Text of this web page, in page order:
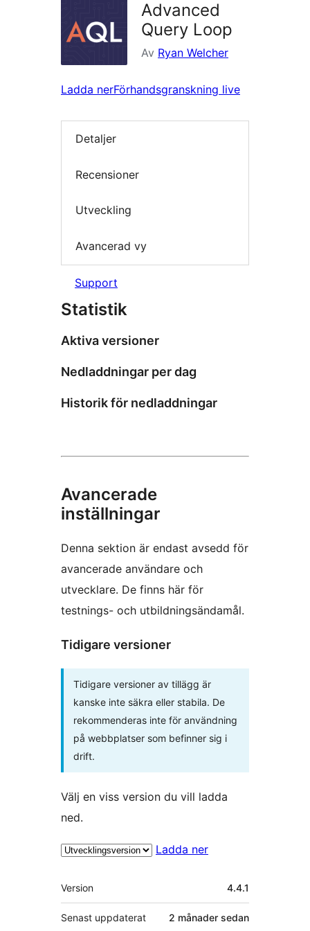
Advanced
Query Loop
Av Ryan Welcher
Ladda nerFörhandsgranskning live
Detaljer
Recensioner
Utveckling
Avancerad vy
Support
Statistik
Aktiva versioner
Nedladdningar per dag
Historik för nedladdningar
Avancerade
inställningar
Denna sektion är endast avsedd för
avancerade användare och
utvecklare. De finns här för
testnings- och utbildningsändamål.
Tidigare versioner
Tidigare versioner av tillägg är
kanske inte säkra eller stabila. De
rekommenderas inte för användning
på webbplatser som befinner sig i
drift.
Välj en viss version du vill ladda
ned.
Ladda ner
Meta
Version 4.4.1
Senast uppdaterat 2 månader sedan